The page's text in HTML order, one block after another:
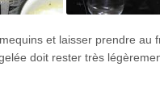
et laisser prendre au
doit rester très